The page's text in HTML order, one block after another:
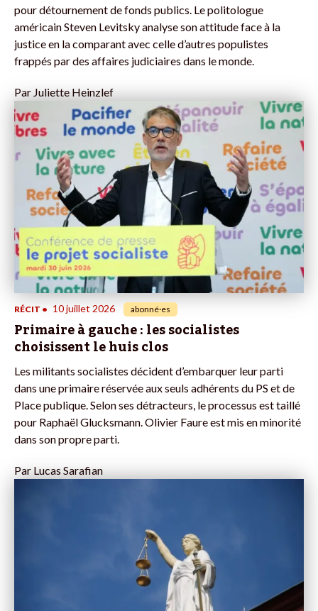
pour détournement de fonds publics. Le politologue
américain Steven Levitsky analyse son attitude face à la
justice en la comparant avec celle d’autres populistes
frappés par des affaires judiciaires dans le monde.
Par Juliette Heinzlef
RÉCIT • 10 juillet 2026 abonné·es
Primaire à gauche : les socialistes
choisissent le huis clos
Les militants socialistes décident d’embarquer leur parti
dans une primaire réservée aux seuls adhérents du PS et de
Place publique. Selon ses détracteurs, le processus est taillé
pour Raphaël Glucksmann. Olivier Faure est mis en minorité
dans son propre parti.
Par Lucas Sarafian